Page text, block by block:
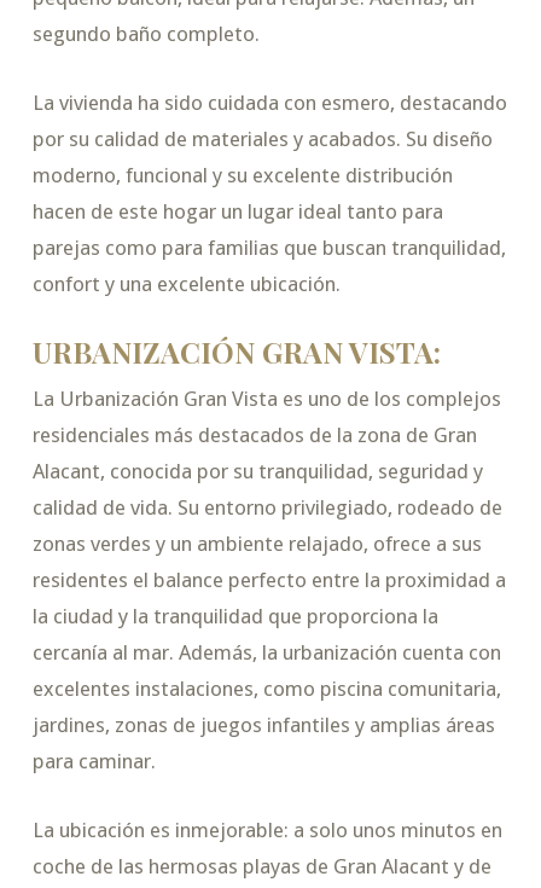
segundo baño completo.
La vivienda ha sido cuidada con esmero, destacando
por su calidad de materiales y acabados. Su diseño
moderno, funcional y su excelente distribución
hacen de este hogar un lugar ideal tanto para
parejas como para familias que buscan tranquilidad,
confort y una excelente ubicación.
URBANIZACIÓN GRAN VISTA:
La Urbanización Gran Vista es uno de los complejos
residenciales más destacados de la zona de Gran
Alacant, conocida por su tranquilidad, seguridad y
calidad de vida. Su entorno privilegiado, rodeado de
zonas verdes y un ambiente relajado, ofrece a sus
residentes el balance perfecto entre la proximidad a
la ciudad y la tranquilidad que proporciona la
cercanía al mar. Además, la urbanización cuenta con
excelentes instalaciones, como piscina comunitaria,
jardines, zonas de juegos infantiles y amplias áreas
para caminar.
La ubicación es inmejorable: a solo unos minutos en
coche de las hermosas playas de Gran Alacant y de